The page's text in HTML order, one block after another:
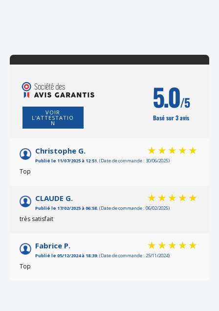
(2
VOIR
L'ATTESTATIO
N
5.0/5
Basé sur 3 avis
Christophe G.
Publié le 11/07/2025 à 12:51. (Date de commande : 30/06/2025)
Top
CLAUDE G.
Publié le 17/02/2025 à 06:58. (Date de commande : 06/02/2025)
très satisfait
Fabrice P.
Publié le 05/12/2024 à 18:39. (Date de commande : 25/11/2024)
Top